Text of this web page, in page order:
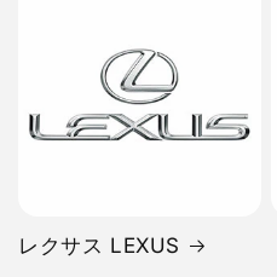
レクサス LEXUS